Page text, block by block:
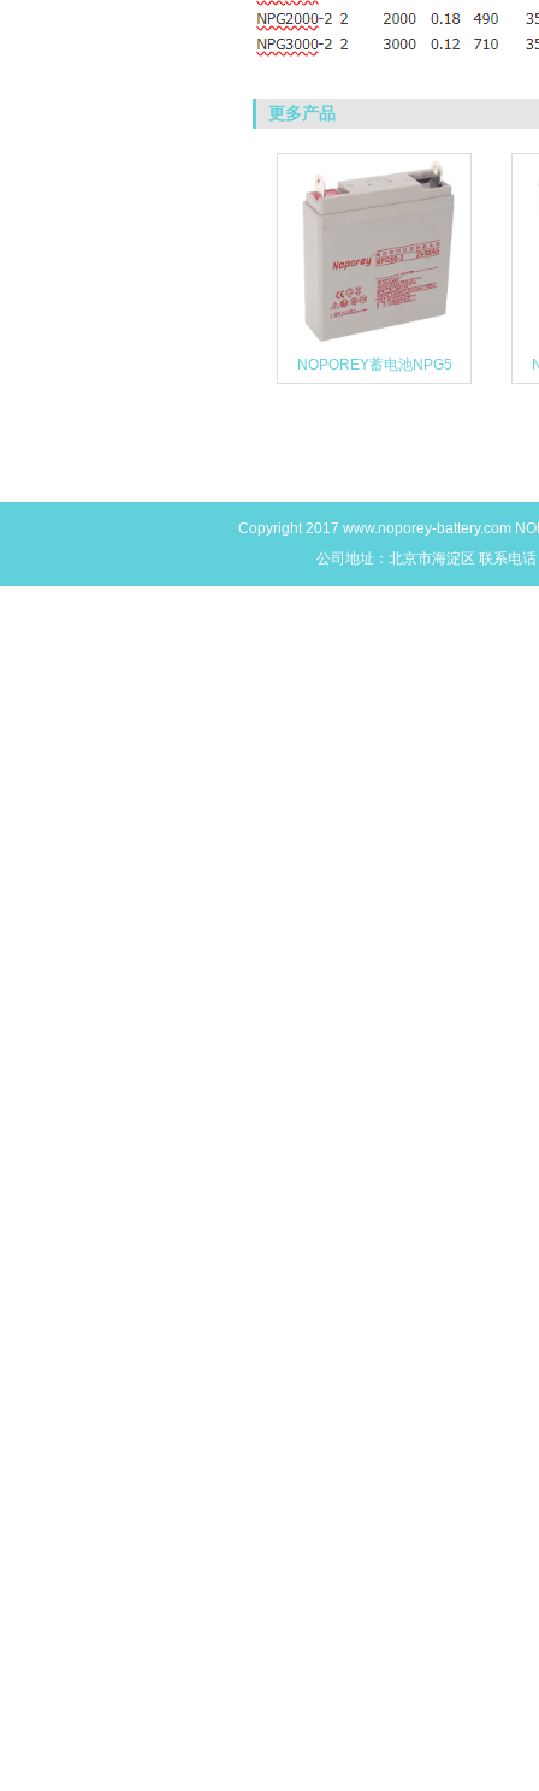
更多产品
NOPOREY蓄电池NPG5
Copyright 2017 www.noporey-battery.com
公司地址：北京市海淀区 联系电